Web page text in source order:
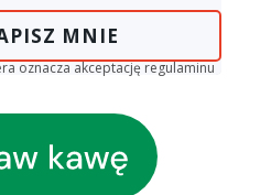
MNIE
oznacza akceptację regulaminu